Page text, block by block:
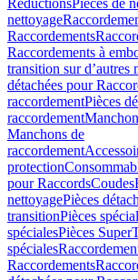
RéductionsPièces de
nettoyage
Raccordements
Raccordements à
transition sur d’autres
détachées pour
raccordementPièces
raccordement
Manchons de
raccordement
protection
pour RaccordsCoudes
nettoyagePièces
transitionPièces
spécialesPièces
spéciales
Raccordements